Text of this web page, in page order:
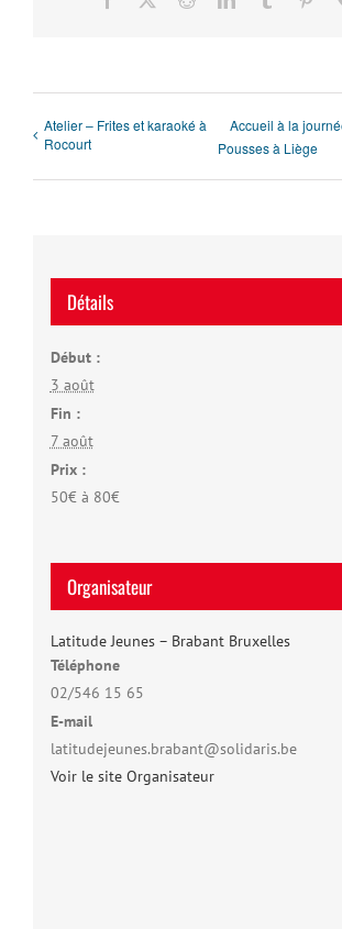
Atelier – Frites et karaoké à
Rocourt
Accueil à la
Pousses à Liège
Détails
Début :
3 août
Fin :
7 août
Prix :
50€ à 80€
Organisateur
Latitude Jeunes – Brabant Bruxelles
Téléphone
02/546 15 65
E-mail
latitudejeunes.brabant@solidaris.be
Voir le site Organisateur